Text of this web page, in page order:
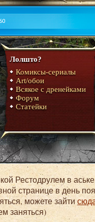
Лолшто?
Комиксы-сериалы
Art/обои
Всякое с дренейками
Форум
Статейки
странице в день
можете зайти
заняться)